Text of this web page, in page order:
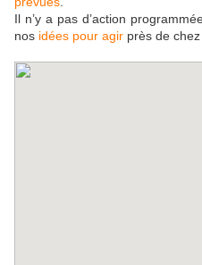
Il n’y a pas d’action
nos idées pour agir près de